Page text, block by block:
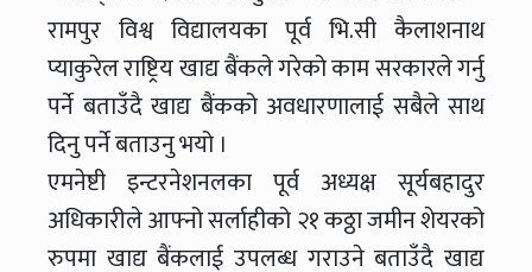
रामपुर विश्व विद्यालयका पूर्व भि.सी कैलाशनाथ
प्याकुरेल राष्ट्रिय खाद्य बैंकले गरेको काम सरकारले गर्नु
पर्ने बताउँदै खाद्य बैंकको अवधारणालाई सबैले साथ
दिनु पर्ने बताउनु भयो ।
एमनेष्टी इन्टरनेशनलका पूर्व अध्यक्ष सूर्यबहादुर
अधिकारीले आफ्नो सर्लाहीको २१ कठ्ठा जमीन शेयरको
रुपमा खाद्य बैंकलाई उपलब्ध गराउने बताउँदै खाद्य